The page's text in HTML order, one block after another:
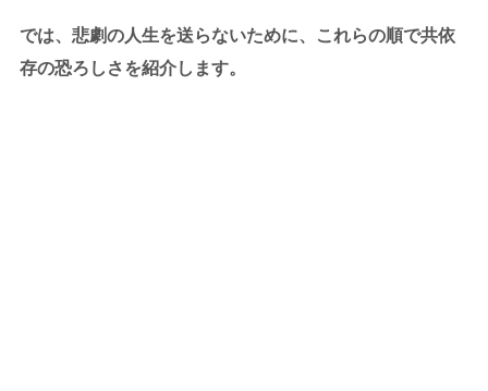
では、悲劇の人生を送らないために、これらの順で共依
存の恐ろしさを紹介します。